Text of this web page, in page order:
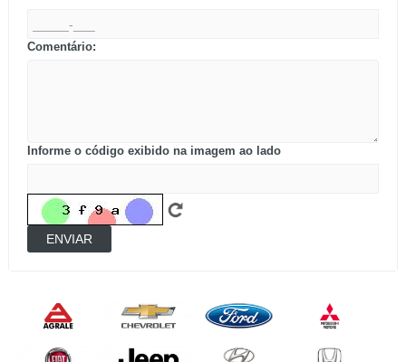
Comentário:
Informe o código exibido na imagem ao lado
ENVIAR